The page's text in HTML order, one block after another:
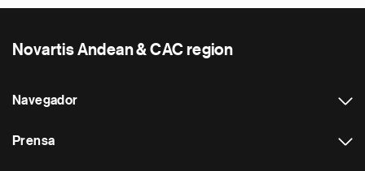
Novartis Andean & CAC region
Navegador
Prensa